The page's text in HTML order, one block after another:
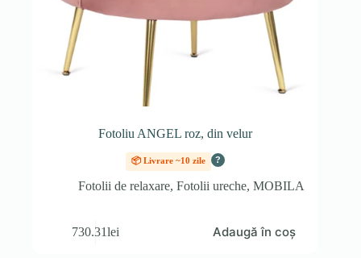
Fotoliu ANGEL roz, din velur
📦 Livrare ~10 zile ?
Fotolii de relaxare, Fotolii ureche, MOBILA
730.31lei Adaugă în coș